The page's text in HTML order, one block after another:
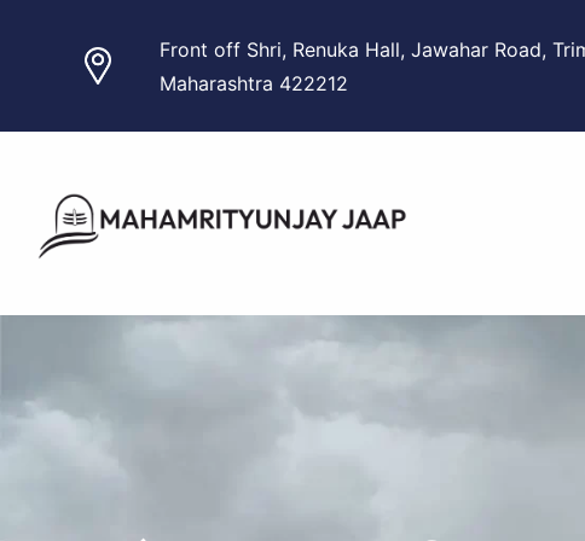
Front off Shri, Renuka Hall, Jawahar Road,
Maharashtra 422212